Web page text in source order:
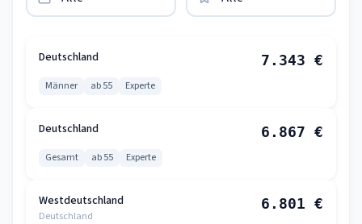
Deutschland 7.343 €
Männer ab 55 Experte
Deutschland 6.867 €
Gesamt ab 55 Experte
Westdeutschland
Deutschland
6.801 €